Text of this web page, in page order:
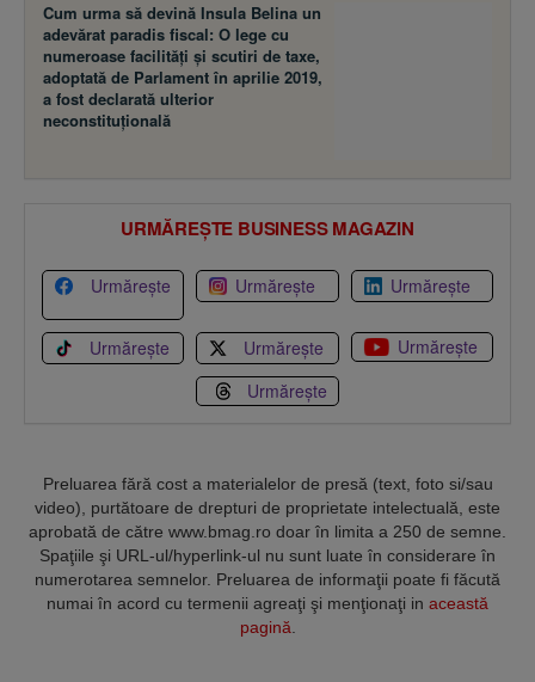
Cum urma să devină Insula Belina un
adevărat paradis fiscal: O lege cu
numeroase facilităţi şi scutiri de taxe,
adoptată de Parlament în aprilie 2019,
a fost declarată ulterior
neconstituţională
URMĂREȘTE BUSINESS MAGAZIN
Urmărește Urmărește Urmărește
Urmărește Urmărește
Urmărește
Urmărește
Preluarea fără cost a materialelor de presă (text, foto si/sau
video), purtătoare de drepturi de proprietate intelectuală, este
aprobată de către www.bmag.ro doar în limita a 250 de semne.
Spaţiile şi URL-ul/hyperlink-ul nu sunt luate în considerare în
numerotarea semnelor. Preluarea de informaţii poate fi făcută
numai în acord cu termenii agreaţi şi menţionaţi in această
pagină